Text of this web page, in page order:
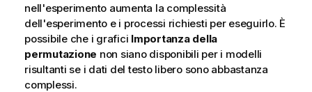
nell'esperimento aumenta la complessità
dell'esperimento e i processi richiesti per eseguirlo. È
possibile che i grafici Importanza della
permutazione non siano disponibili per i modelli
risultanti se i dati del testo libero sono abbastanza
complessi.